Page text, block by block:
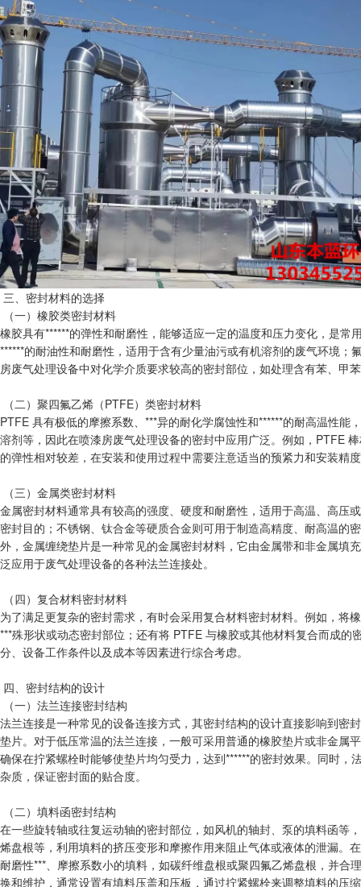
三、密封材料的选择
（一）橡胶类密封材料
橡胶具有******的弹性和耐磨性，能够适应一定的温度和压力变化，是
******的耐油性和耐磨性，适用于含有少量油污或有机溶剂的废气环境
房废气处理设备中对化学介质要求较高的密封部位，如处理含有苯、甲
（二）聚四氟乙烯（PTFE）类密封材料
PTFE 具有极低的摩擦系数、***异的耐化学腐蚀性和******的耐高温性
溶剂等，因此在喷漆房废气处理设备的密封中应用广泛。例如，PTFE
的弹性相对较差，在安装和使用过程中需要注意适当的预紧力和安装精
（三）金属类密封材料
金属密封材料通常具有较高的强度、硬度和耐磨性，适用于高温、高压
密封目的；不锈钢、钛合金等硬质合金则可用于制造高精度、耐高温
外，金属缠绕垫片是一种常见的金属密封材料，它由金属带和非金属填
泛应用于废气处理设备的各种法兰连接处。
（四）复合材料密封材料
为了满足更复杂的密封需求，有时会采用复合材料密封材料。例如，
***殊形状或动态密封部位；还有将 PTFE 与橡胶或其他材料复合而成
分、设备工作条件以及成本等因素进行综合考虑。
四、密封结构的设计
（一）法兰连接密封结构
法兰连接是一种常见的设备连接方式，其密封结构的设计直接影响到密
垫片。对于低压常温的法兰连接，一般可采用普通的橡胶垫片或非金属
确保在拧紧螺栓时能够使垫片均匀受力，达到******的密封效果。同时
杂质，保证密封面的贴合度。
（二）填料函密封结构
在一些旋转轴或往复运动轴的密封部位，如风机的轴封、泵的填料函等
烯盘根等，利用填料的挤压变形和摩擦作用来阻止气体或液体的泄漏。
耐磨性***、摩擦系数小的填料，如碳纤维盘根或聚四氟乙烯盘根，并
换和维护，通常设置有填料压盖和压板，通过拧紧螺栓来调整填料的压